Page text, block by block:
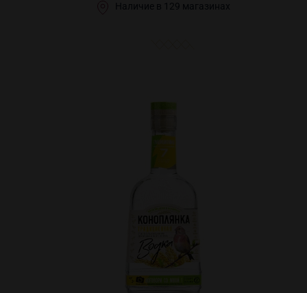
Наличие в 129 магазинах